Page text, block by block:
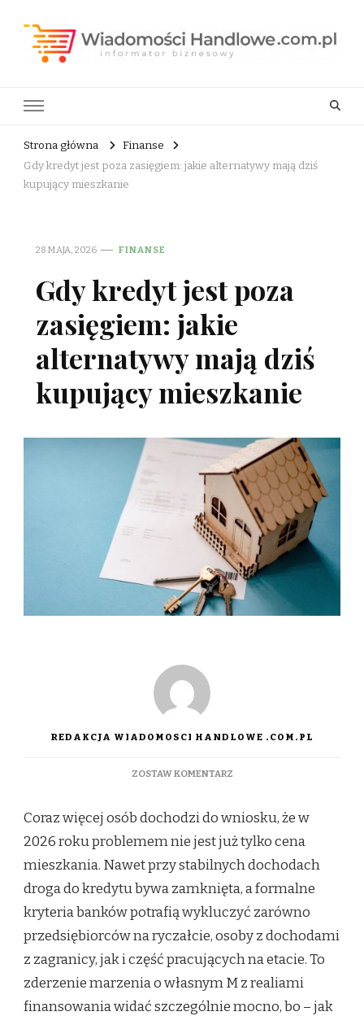
Strona główna
Finanse
Gdy kredyt jest poza zasięgiem: jakie alternatywy mają dziś
kupujący mieszkanie
28 MAJA, 2026 FINANSE
Gdy kredyt jest poza
zasięgiem: jakie
alternatywy mają dziś
kupujący mieszkanie
REDAKCJA WIADOMOSCI HANDLOWE .COM.PL
ZOSTAW KOMENTARZDO
JEST
POZA
ZASIĘGIEM:
JAKIE
ALTERNATYWY
MAJĄ
DZIŚ
KUPUJĄCY
MIESZKANIE
Coraz więcej osób dochodzi do wniosku, że w
2026 roku problemem nie jest już tylko cena
mieszkania. Nawet przy stabilnych dochodach
droga do kredytu bywa zamknięta, a formalne
kryteria banków potrafią wykluczyć zarówno
przedsiębiorców na ryczałcie, osoby z dochodami
z zagranicy, jak i część pracujących na etacie. To
zderzenie marzenia o własnym M z realiami
finansowania widać szczególnie mocno, bo – jak